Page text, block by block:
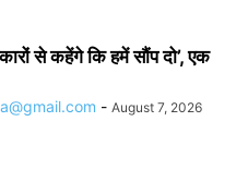
से कहेंगे कि हमें सौंप दो’, एक
- August 7, 2026